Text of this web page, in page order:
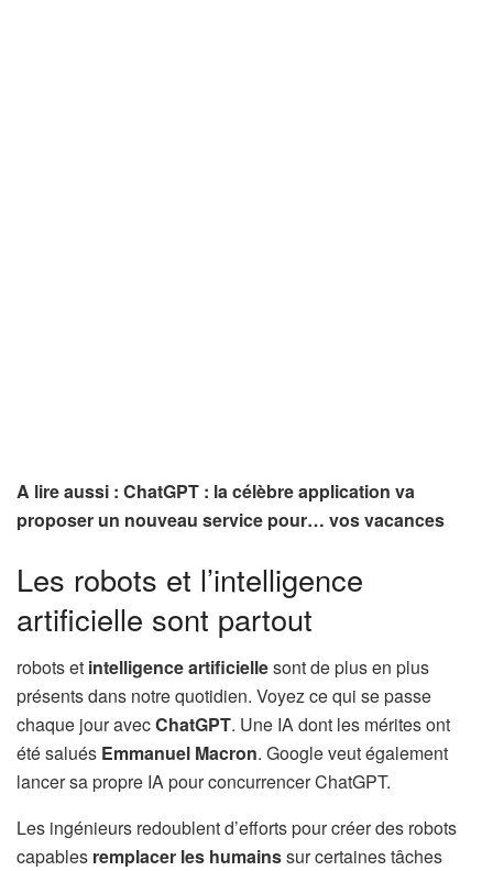
A lire aussi : ChatGPT : la célèbre application va
proposer un nouveau service pour… vos vacances
Les robots et l’intelligence
artificielle sont partout
robots et intelligence artificiellesont de plus en plus
présents dans notre quotidien. Voyez ce qui se passe
chaque jour avecChatGPT. Une IA dont les mérites ont
été salués Emmanuel Macron. Google veut également
lancer sa propre IA pour concurrencer ChatGPT.
Les ingénieurs redoublent d’efforts pour créer des robots
capables remplacer les humainssur certaines tâches